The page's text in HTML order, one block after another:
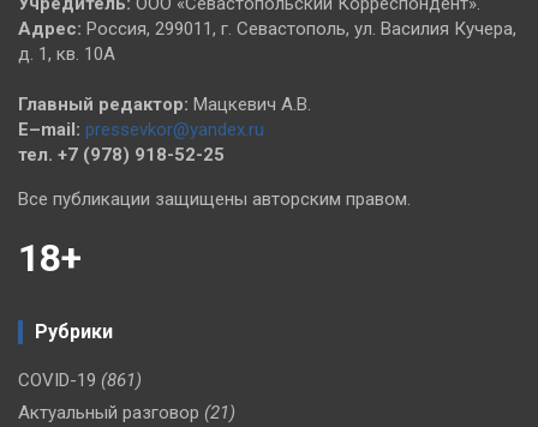
Адрес: Россия, 299011, г. Севастополь, ул. Василия Кучера,
д. 1, кв. 10А
Главный редактор: Мацкевич А.В.
E–mail: pressevkor@yandex.ru
тел. +7 (978) 918-52-25
Все публикации защищены авторским правом.
18+
Рубрики
COVID-19 (861)
Актуальный разговор (21)